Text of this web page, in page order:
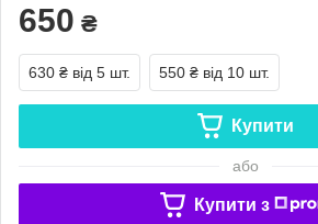
650 ₴
630 ₴ від 5 шт. 550 ₴ від 10 шт.
Купити
або
Купити з